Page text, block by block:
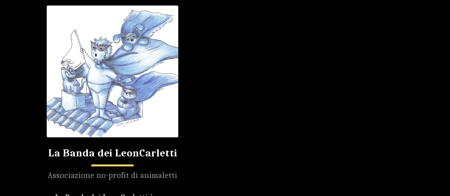
La Banda dei LeonCarletti
Associazione no-profit di animaletti